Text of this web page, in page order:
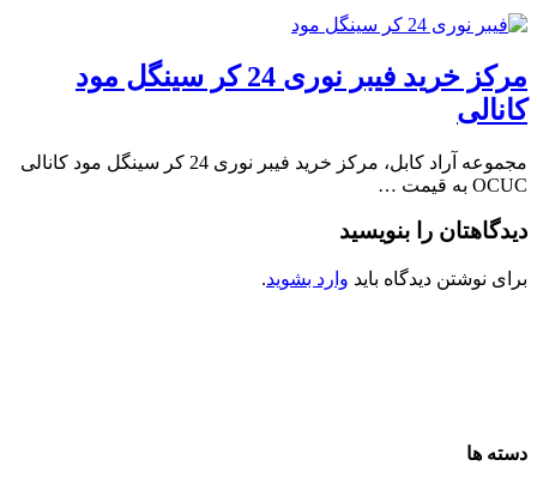
مرکز خرید فیبر نوری 24 کر سینگل مود
کانالی
مجموعه آراد کابل، مرکز خرید فیبر نوری 24 کر سینگل مود کانالی
OCUC به قیمت …
دیدگاهتان را بنویسید
برای نوشتن دیدگاه باید وارد بشوید.
دسته ها